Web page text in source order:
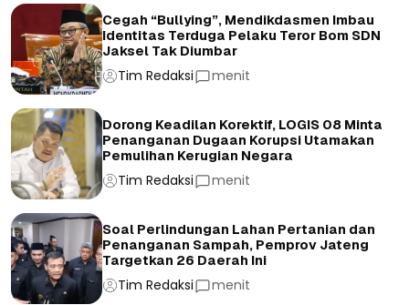
Cegah “Bullying”, Mendikdasmen Imbau
Identitas Terduga Pelaku Teror Bom SDN
Jaksel Tak Diumbar
Tim Redaksi menit
Dorong Keadilan Korektif, LOGIS 08 Minta
Penanganan Dugaan Korupsi Utamakan
Pemulihan Kerugian Negara
Tim Redaksi menit
Soal Perlindungan Lahan Pertanian dan
Penanganan Sampah, Pemprov Jateng
Targetkan 26 Daerah Ini
Tim Redaksi menit